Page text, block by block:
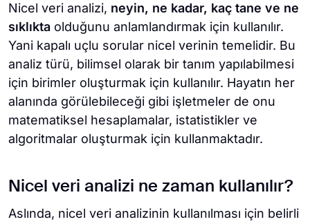
Nicel veri analizi, neyin, ne kadar, kaç tane ve ne
sıklıkta olduğunu anlamlandırmak için kullanılır.
Yani kapalı uçlu sorular nicel verinin temelidir. Bu
analiz türü, bilimsel olarak bir tanım yapılabilmesi
için birimler oluşturmak için kullanılır. Hayatın her
alanında görülebileceği gibi işletmeler de onu
matematiksel hesaplamalar, istatistikler ve
algoritmalar oluşturmak için kullanmaktadır.
Nicel veri analizi ne zaman kullanılır?
Aslında, nicel veri analizinin kullanılması için belirli